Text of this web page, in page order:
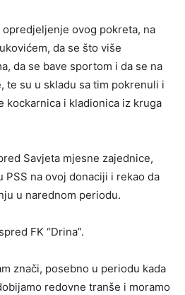
ovog pokreta, na
da se što više
da se bave sportom i da se na
te su u skladu sa tim pokrenuli i
kockarnica i kladionica iz kruga
Savjeta mjesne zajednice,
PSS na ovoj donaciji i rekao da
u narednom periodu.
FK “Drina”.
znači, posebno u periodu kada
redovne tranše i moramo